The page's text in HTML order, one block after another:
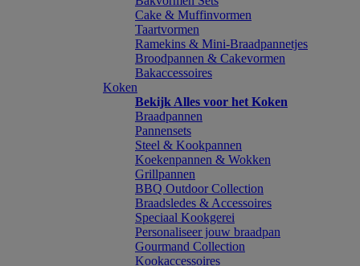
Cake & Muffinvormen
Taartvormen
Ramekins & Mini-Braadpannetjes
Broodpannen & Cakevormen
Bakaccessoires
Koken
Bekijk Alles voor het Koken
Braadpannen
Pannensets
Steel & Kookpannen
Koekenpannen & Wokken
Grillpannen
BBQ Outdoor Collection
Braadsledes & Accessoires
Speciaal Kookgerei
Personaliseer jouw braadpan
Gourmand Collection
Kookaccessoires